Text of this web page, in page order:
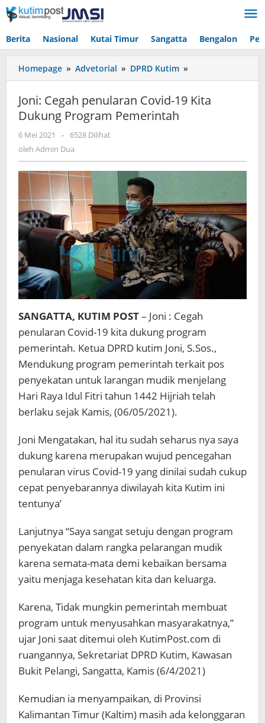
Lewati
ke
Berita Nasional Kutai Timur Sangatta Bengalon
Homepage » Advetorial » DPRD Kutim »
Cegah
Covid-
Joni: Cegah penularan Covid-19 Kita
Dukung Program Pemerintah
6 Mei 2021
oleh
Admin
-
6528 Dilihat
oleh Admin Dua
SANGATTA, KUTIM POST– Joni : Cegah
penularan Covid-19 kita dukung program
pemerintah. Ketua DPRD kutim Joni, S.Sos.,
Mendukung program pemerintah terkait pos
penyekatan untuk larangan mudik menjelang
Hari Raya Idul Fitri tahun 1442 Hijriah telah
berlaku sejak Kamis, (06/05/2021).
Joni Mengatakan, hal itu sudah seharus nya saya
dukung karena merupakan wujud pencegahan
penularan virus Covid-19 yang dinilai sudah cukup
cepat penyebarannya diwilayah kita Kutim ini
tentunya’
Lanjutnya “Saya sangat setuju dengan program
penyekatan dalam rangka pelarangan mudik
karena semata-mata demi kebaikan bersama
yaitu menjaga kesehatan kita dan keluarga.
Karena, Tidak mungkin pemerintah membuat
program untuk menyusahkan masyarakatnya,”
ujar Joni saat ditemui oleh KutimPost.com di
ruangannya, Sekretariat DPRD Kutim, Kawasan
Bukit Pelangi, Sangatta, Kamis (6/4/2021)
Kemudian ia menyampaikan, di Provinsi
Kalimantan Timur (Kaltim) masih ada kelonggaran